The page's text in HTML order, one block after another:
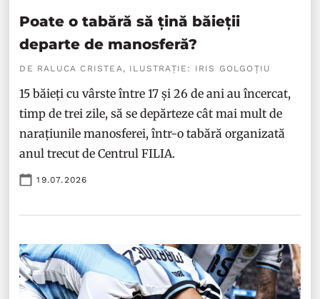
Poate o tabără să țină băieții
departe de manosferă?
DE RALUCA CRISTEA, ILUSTRAȚIE: IRIS GOLGOȚIU
15 băieți cu vârste între 17 și 26 de ani au încercat,
timp de trei zile, să se depărteze cât mai mult de
narațiunile manosferei, într-o tabără organizată
anul trecut de Centrul FILIA.
19.07.2026